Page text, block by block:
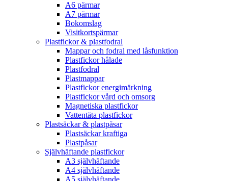
A6 pärmar
A7 pärmar
Bokomslag
Visitkortspärmar
Plastfickor & plastfodral
Mappar och fodral med låsfunktion
Plastfickor hålade
Plastfodral
Plastmappar
Plastfickor energimärkning
Plastfickor vård och omsorg
Magnetiska plastfickor
Vattentäta plastfickor
Plastsäckar & plastpåsar
Plastsäckar kraftiga
Plastpåsar
Självhäftande plastfickor
A3 självhäftande
A4 självhäftande
A5 självhäftande